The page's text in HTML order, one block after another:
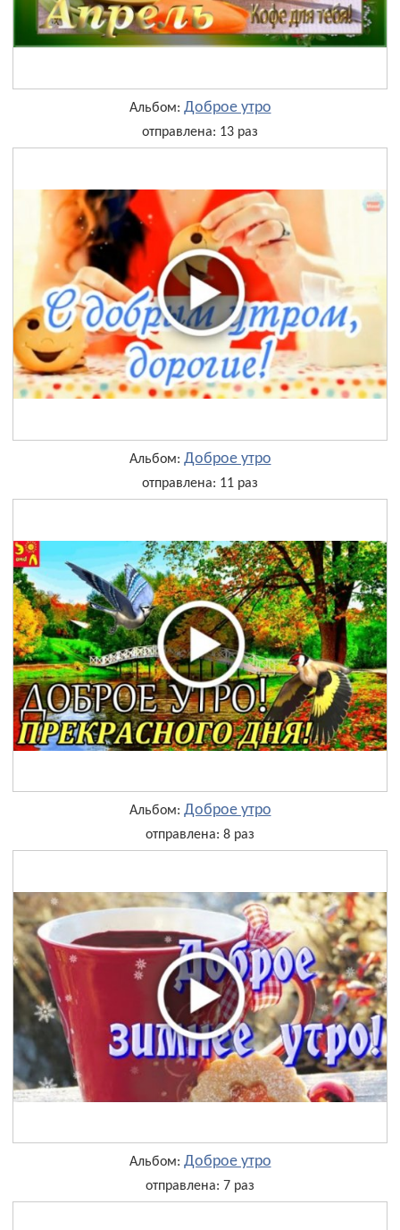
Альбом: Доброе утро
отправлена: 13 раз
Альбом: Доброе утро
отправлена: 11 раз
Альбом: Доброе утро
отправлена: 8 раз
Альбом: Доброе утро
отправлена: 7 раз